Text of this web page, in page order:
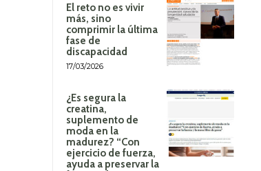
El reto no es vivir
más, sino
comprimir la última
fase de
discapacidad
17/03/2026
¿Es segura la
creatina,
suplemento de
moda en la
madurez? “Con
ejercicio de fuerza,
ayuda a preservar la